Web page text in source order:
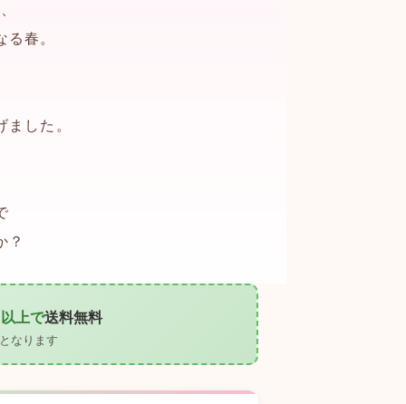
春。
した。
？
上で送料無料
なります